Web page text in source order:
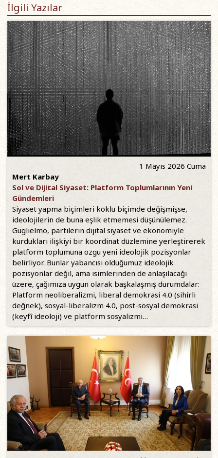
İlgili Yazılar
1 Mayıs 2026 Cuma
Mert Karbay
Sol ve Dijital Siyaset: Platform Toplumlarının Yeni
Gündemleri
Siyaset yapma biçimleri köklü biçimde değişmişse,
ideolojilerin de buna eşlik etmemesi düşünülemez.
Guglielmo, partilerin dijital siyaset ve ekonomiyle
kurdukları ilişkiyi bir koordinat düzlemine yerleştirerek
platform toplumuna özgü yeni ideolojik pozisyonlar
belirliyor. Bunlar yabancısı olduğumuz ideolojik
pozisyonlar değil, ama isimlerinden de anlaşılacağı
üzere, çağımıza uygun olarak başkalaşmış durumdalar:
Platform neoliberalizmi, liberal demokrasi 4.0 (sihirli
değnek), sosyal-liberalizm 4.0, post-sosyal demokrasi
(keyfî ideoloji) ve platform sosyalizmi…